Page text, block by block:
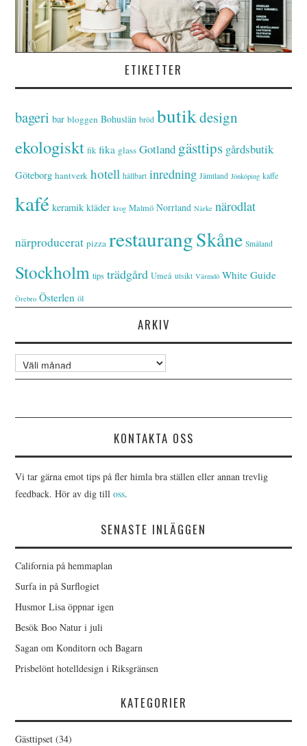
ETIKETTER
bageri bar bloggen Bohuslän bröd butikdesign
ekologiskt fik fika glass Gotland gästtips gårdsbutik
Göteborg hantverk hotell hållbart inredning Jämtland Jönköping kaffe
kafé keramik kläder krog Malmö Norrland Närke närodlat
närproducerat pizza restaurangSkåne Småland
Stockholm tips trädgård Umeå utsikt Värmdö White Guide
Örebro Österlen öl
ARKIV
Arkiv
KONTAKTA OSS
Vi tar gärna emot tips på fler himla bra ställen eller annan trevlig
feedback. Hör av dig tilloss.
SENASTE INLÄGGEN
California på hemmaplan
Surfa in på Surflogiet
Husmor Lisa öppnar igen
Besök Boo Natur i juli
Sagan om Konditorn och Bagarn
Prisbelönt hotelldesign i Riksgränsen
KATEGORIER
Gästtipset (34)